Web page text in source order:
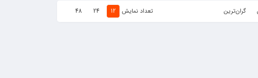
گران‌ترین تعداد نمایش 12
24
48